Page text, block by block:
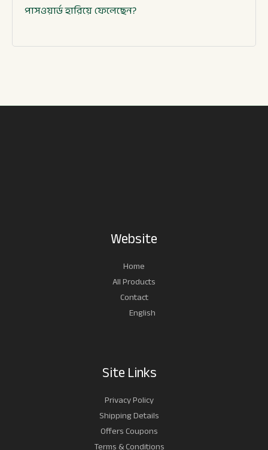
পাসওয়ার্ড হারিয়ে ফেলেছেন?
Website
Home
All Products
Contact
English
Site Links
Privacy Policy
Shipping Details
Offers Coupons
Terms & Conditions